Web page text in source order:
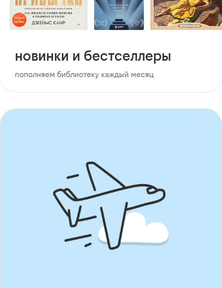
новинки и бестселлеры
пополняем библиотеку каждый месяц